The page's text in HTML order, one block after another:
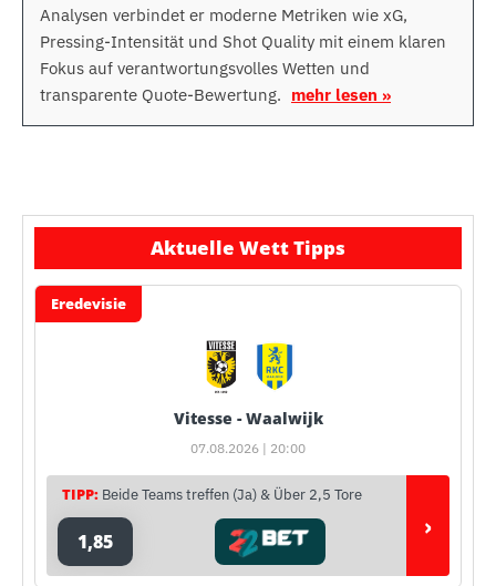
Analysen verbindet er moderne Metriken wie xG,
Pressing-Intensität und Shot Quality mit einem klaren
Fokus auf verantwortungsvolles Wetten und
transparente Quote-Bewertung. mehr lesen »
Aktuelle Wett Tipps
Eredevisie
Vitesse - Waalwijk
07.08.2026 | 20:00
TIPP: Beide Teams treffen (Ja) & Über 2,5 Tore
1,85 ›